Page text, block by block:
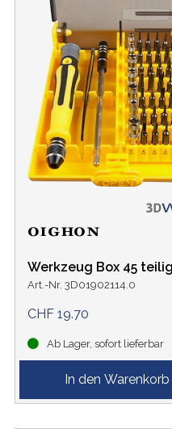
Werkzeug Box 45 teilig
Art.-Nr. 3D01902114.0
CHF 19.70
Ab Lager, sofort lieferbar